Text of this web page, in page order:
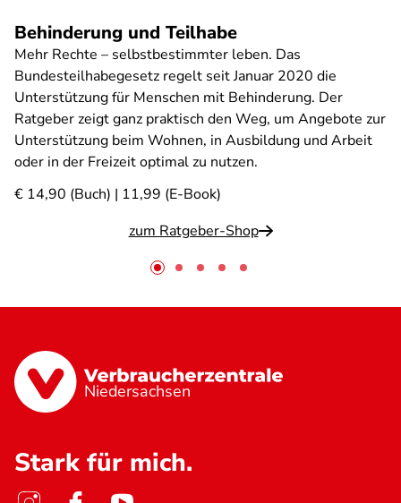
Behinderung und Teilhabe
Mehr Rechte – selbstbestimmter leben. Das
Bundesteilhabegesetz regelt seit Januar 2020 die
Unterstützung für Menschen mit Behinderung. Der
Ratgeber zeigt ganz praktisch den Weg, um Angebote zur
Unterstützung beim Wohnen, in Ausbildung und Arbeit
oder in der Freizeit optimal zu nutzen.
€ 14,90 (Buch) | 11,99 (E-Book)
zum Ratgeber-Shop
Niedersachsen
Stark für mich.